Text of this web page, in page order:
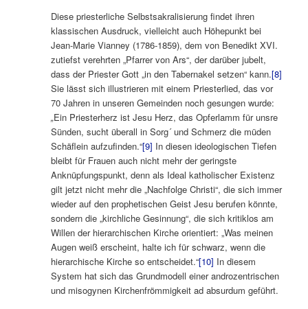
Diese priesterliche Selbstsakralisierung findet ihren
klassischen Ausdruck, vielleicht auch Höhepunkt bei
Jean-Marie Vianney (1786-1859), dem von Benedikt XVI.
zutiefst verehrten „Pfarrer von Ars“, der darüber jubelt,
dass der Priester Gott „in den Tabernakel setzen“ kann.[8]
Sie lässt sich illustrieren mit einem Priesterlied, das vor
70 Jahren in unseren Gemeinden noch gesungen wurde:
„Ein Priesterherz ist Jesu Herz, das Opferlamm für unsre
Sünden, sucht überall in Sorg´ und Schmerz die müden
Schäflein aufzufinden.“[9] In diesen ideologischen Tiefen
bleibt für Frauen auch nicht mehr der geringste
Anknüpfungspunkt, denn als Ideal katholischer Existenz
gilt jetzt nicht mehr die „Nachfolge Christi“, die sich immer
wieder auf den prophetischen Geist Jesu berufen könnte,
sondern die „kirchliche Gesinnung“, die sich kritiklos am
Willen der hierarchischen Kirche orientiert: „Was meinen
Augen weiß erscheint, halte ich für schwarz, wenn die
hierarchische Kirche so entscheidet.“[10] In diesem
System hat sich das Grundmodell einer androzentrischen
und misogynen Kirchenfrömmigkeit ad absurdum geführt.